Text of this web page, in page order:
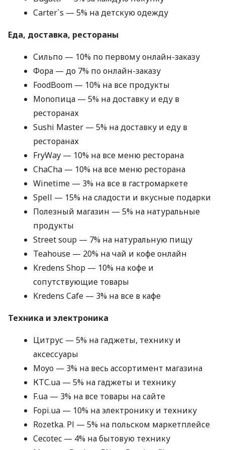
Carter`s — 5% на детскую одежду
Еда, доставка, рестораны
Сильпо — 10% по первому онлайн-заказу
Фора — до 7% по онлайн-заказу
FoodBoom — 10% на все продукты
Monoпица — 5% на доставку и еду в
ресторанах
Sushi Master — 5% на доставку и еду в
ресторанах
FryWay — 10% на все меню ресторана
ChaCha — 10% на все меню ресторана
Winetime — 3% на все в гастромаркете
Spell — 15% на сладости и вкусные подарки
Полезный магазин — 5% на натуральные
продукты
Street soup — 7% на натуральную пищу
Teahouse — 20% на чай и кофе онлайн
Kredens Shop — 10% на кофе и
сопутствующие товары
Kredens Cafe — 3% на все в кафе
Техника и электроника
Цитрус — 5% на гаджеты, технику и
аксессуары
Moyo — 3% на весь ассортимент магазина
КТС.ua — 5% на гаджеты и технику
F.ua — 3% на все товары на сайте
Fopi.ua — 10% на электронику и технику
Rozetka. Pl — 5% на польском маркетплейсе
Cecotec — 4% на бытовую технику